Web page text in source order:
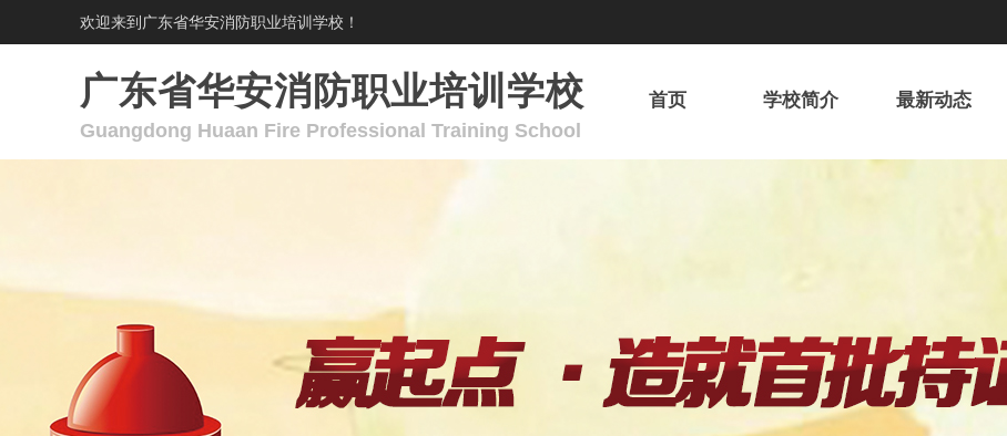
欢迎来到广东省华安消防职业培训学校！
广东省华安消防职业培训学校
Guangdong Huaan Fire Professional Training School
首页 学校简介 最新动态
欢迎来到广东省华安消防职业培训学校！